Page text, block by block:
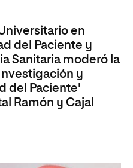
en
del Paciente y
Sanitaria moderó la
y
del Paciente'
Ramón y Cajal